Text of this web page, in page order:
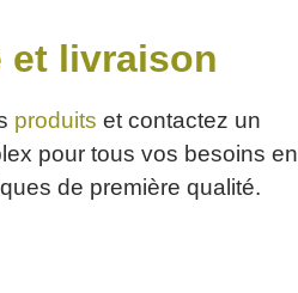
et livraison
produits et contactez un
pour tous vos besoins en
de première qualité.